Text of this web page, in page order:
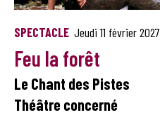
SPECTACLE Jeudi 11 février 2027
Feu la forêt
Le Chant des Pistes
Théâtre concerné